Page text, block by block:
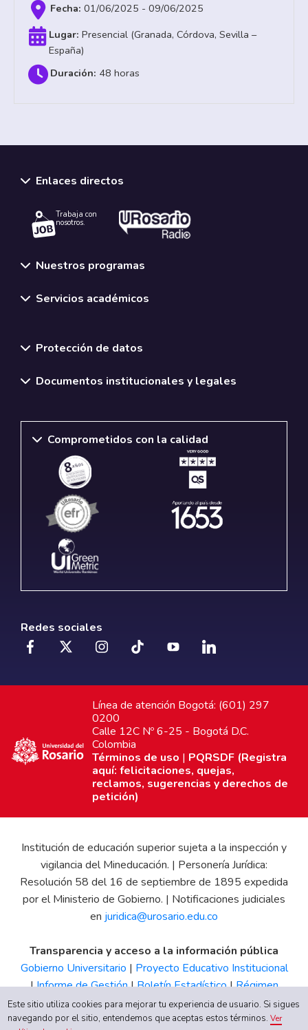
01/06/2025 - 09/06/2025
Presencial (Granada, Córdova, Sevilla –
España)
48 horas
Enlaces directos
Trabaja con
nosotros.
Nuestros programas
Servicios académicos
Protección de datos
Documentos institucionales y legales
Comprometidos con la calidad
Redes sociales
Línea de atención Bogotá: (601) 297
0200
Calle 12C Nº 6-25 - Bogotá D.C.
Colombia
Términos de uso | PQRSDF (Registra
aquí: felicitaciones, quejas,
reclamos, sugerencias y derechos de
petición)
Institución de educación superior sujeta a la inspección y
vigilancia del Mineducación. | Personería Jurídica:
Resolución 58 del 16 de septiembre de 1895 expedida
por el Ministerio de Gobierno. | Notificaciones judiciales
en juridica@urosario.edu.co
Transparencia y acceso a la información pública
Gobierno Universitario | Proyecto Educativo Institucional
|Informe de Gestión|Boletín Estadístico|Régimen
Tributario|Estados Financieros |Código de Ética| Canal
de Integridad UR
Este sitio utiliza cookies para mejorar tu experiencia de usuario. Si sigues
navegando por el sitio, entendemos que aceptas estos términos.Ver